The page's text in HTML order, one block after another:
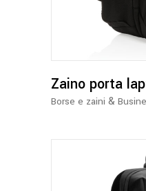
Zaino porta
Borse e zaini &